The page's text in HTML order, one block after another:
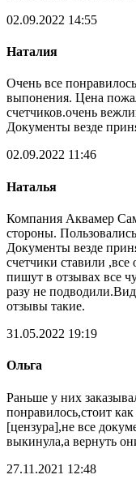
02.09.2022 14:55
Наталия
Очень все
выпонения. Цена
счетчиков.очень
Документы везде
02.09.2022 11:46
Наталья
Компания Аквамер
стороны.
Документы везде
счетчики ставили
пишут в отзывах все
разу не
отзывы такие.
31.05.2022 19:19
Ольга
Раньше у них
понравилось,стоит
[цензура],не все
выкинула,а вернуть
27.11.2021 12:48